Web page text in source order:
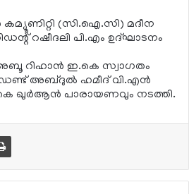
(സി.ഐ.സി) മദീന
റഷീദലി പി.എം ഉദ്ഘാടനം
റിഹാന്‍ ഇ.കെ സ്വാഗതം
അബ്ദുല്‍ ഹമീദ് വി.എന്‍
ഖുര്‍ആന്‍ പാരായണവും നടത്തി.